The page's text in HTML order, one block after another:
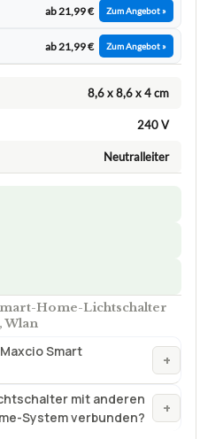
ab 21,99 € Zum Angebot »
ab 21,99 € Zum Angebot »
8,6 x 8,6 x 4 cm
240 V
Neutralleiter
Home-Lichtschalter
Wlan
Smart
+
mit anderen
System verbunden?
+